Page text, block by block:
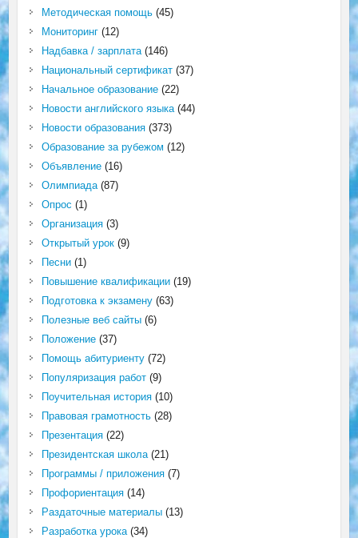
Методическая помощь(45)
Мониторинг(12)
Надбавка / зарплата(146)
Национальный сертификат(37)
Начальное образование(22)
Новости английского языка(44)
Новости образования(373)
Образование за рубежом (12)
Объявление(16)
Олимпиада(87)
Опрос (1)
Организация(3)
Открытый урок(9)
Песни(1)
Повышение квалификации(19)
Подготовка к экзамену(63)
Полезные веб сайты(6)
Положение(37)
Помощь абитуриенту(72)
Популяризация работ(9)
Поучительная история(10)
Правовая грамотность(28)
Презентация(22)
Президентская школа(21)
Программы / приложения(7)
Профориентация(14)
Раздаточные материалы(13)
Разработка урока(34)